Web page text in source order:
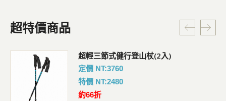
超特價商品
超輕三節式健行登山杖(2入)
定價 NT:3760
特價 NT:2480
約66折